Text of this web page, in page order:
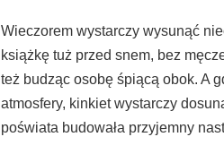
Wieczorem wystarczy wysunąć
książkę tuż przed snem, bez
też budząc osobę śpiącą obok. A
atmosfery, kinkiet wystarczy
poświata budowała przyjemny